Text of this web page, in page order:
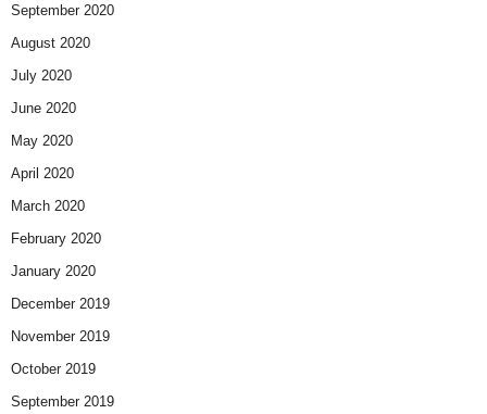
September 2020
August 2020
July 2020
June 2020
May 2020
April 2020
March 2020
February 2020
January 2020
December 2019
November 2019
October 2019
September 2019